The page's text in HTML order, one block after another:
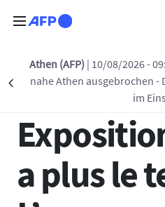
Précédent
Athen (AFP) | 10/08/2026 -
nahe Athen ausgebrochen
im
Zurück zur Liste
29 MÄRZ 2024 - 13:45
a plus le